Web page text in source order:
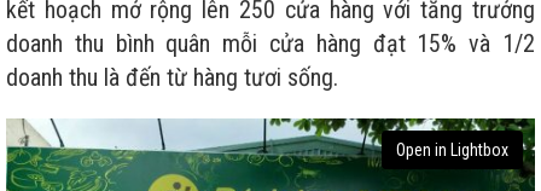
kết hoạch mở rộng lên 250 cửa hàng với tăng trưởng
doanh thu bình quân mỗi cửa hàng đạt 15% và 1/2
doanh thu là đến từ hàng tươi sống.
Open in Lightbox